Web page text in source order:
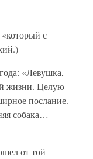
с
«Левушка,
жизни. Целую
послание.
собака…
от той